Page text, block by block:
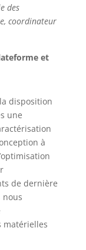
des
coordinateur
et
disposition
une
à
de dernière
nous
matérielles